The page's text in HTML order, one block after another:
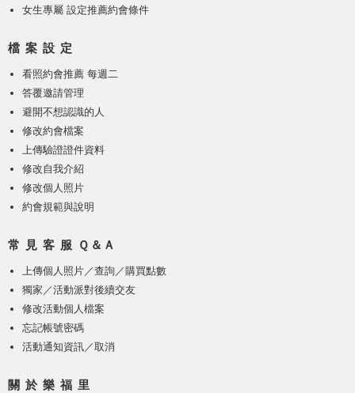
女生專屬 設定推薦約會條件
檔 案 設 定
看照約會推薦 每週二
答覆邀請管理
避開不想認識的人
修改約會檔案
上傳驗證證件資料
修改自我介紹
修改個人照片
約會規範與說明
常 見 客 服 Ｑ＆Ａ
上傳個人照片／查詢／購買點數
獨家／活動派對後續交友
修改活動個人檔案
忘記帳號密碼
活動通知資訊／取消
關 於 樂 福 里